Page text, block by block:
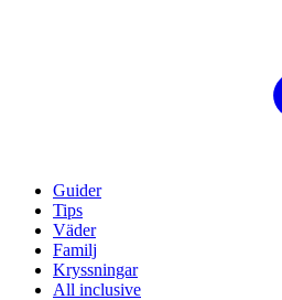
Guider
Tips
Väder
Familj
Kryssningar
All inclusive